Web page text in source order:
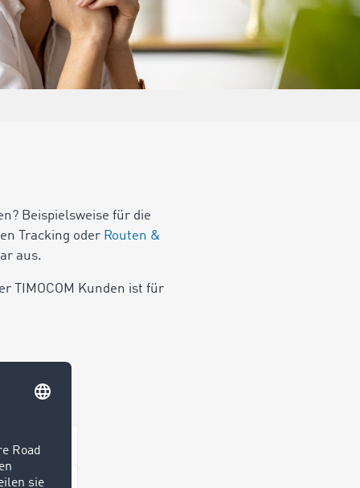
Beispielsweise für die
Tracking oder Routen &
aus.
TIMOCOM Kunden ist für